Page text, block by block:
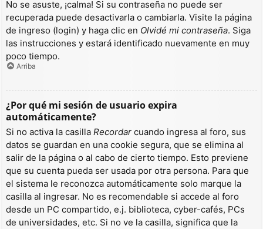
No se asuste, ¡calma! Si su contraseña no puede ser
recuperada puede desactivarla o cambiarla. Visite la página
de ingreso (login) y haga clic en Olvidé mi contraseña. Siga
las instrucciones y estará identificado nuevamente en muy
poco tiempo.
Arriba
¿Por qué mi sesión de usuario expira
automáticamente?
Si no activa la casilla Recordar cuando ingresa al foro, sus
datos se guardan en una cookie segura, que se elimina al
salir de la página o al cabo de cierto tiempo. Esto previene
que su cuenta pueda ser usada por otra persona. Para que
el sistema le reconozca automáticamente solo marque la
casilla al ingresar. No es recomendable si accede al foro
desde un PC compartido, e.j. biblioteca, cyber-cafés, PCs
de universidades, etc. Si no ve la casilla, significa que la